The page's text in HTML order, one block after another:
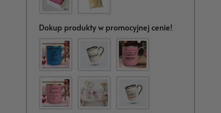
Dokup produkty w promocyjnej cenie!